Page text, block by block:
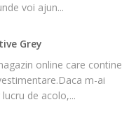
voi ajun...
Grey
online care contine
m-ai
de acolo,...